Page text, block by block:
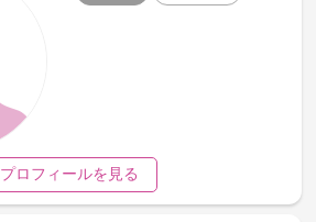
プロフィールを見る